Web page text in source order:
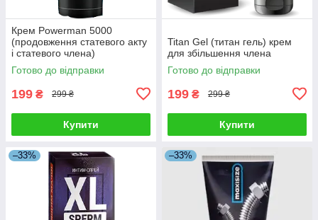
Крем Powerman 5000
(продовження статевого акту
і статевого члена)
Готово до відправки
199 ₴ 299 ₴
Купити
Titan Gel (титан гель) крем
для збільшення члена
Готово до відправки
199 ₴ 299 ₴
Купити
–33% –33%